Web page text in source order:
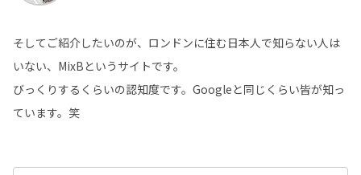
そしてご紹介したいのが、ロンドンに住む日本人で知らない人は
いない、MixBというサイトです。
びっくりするくらいの認知度です。Googleと同じくらい皆が知っ
ています。笑